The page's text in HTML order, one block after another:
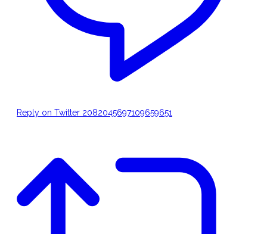
Reply on Twitter 2082045697109659651